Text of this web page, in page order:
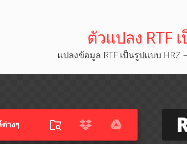
ตัวแปลง RTF
แปลงข้อมูล RTF เป็นรูปแบบ HRZ
างๆ​